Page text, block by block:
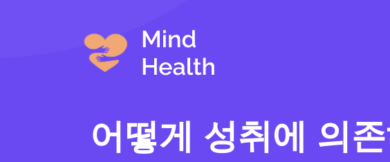
어떻게 성취에 의